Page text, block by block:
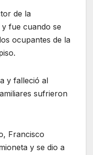
de la
fue cuando se
ocupantes de la
y falleció al
sufrieron
Francisco
y se dio a